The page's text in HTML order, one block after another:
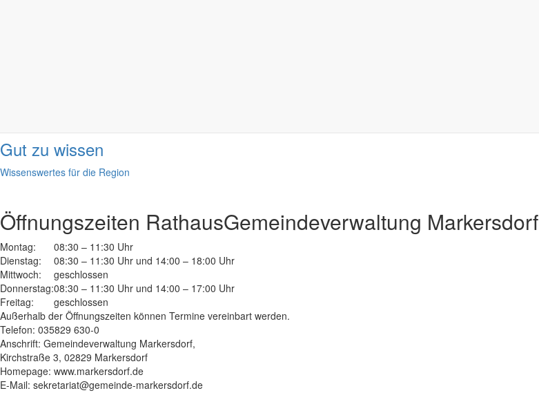
Gut zu wissen
Wissenswertes für die Region
Öffnungszeiten RathausGemeindeverwaltung Markersdorf
Montag:
08:30 – 11:30 Uhr
Dienstag:
08:30 – 11:30 Uhr und 14:00 – 18:00 Uhr
Mittwoch:
geschlossen
Donnerstag:08:30 – 11:30 Uhr und 14:00 – 17:00 Uhr
Freitag:
geschlossen
Außerhalb der Öffnungszeiten können Termine vereinbart werden.
Telefon: 035829 630-0
Anschrift: Gemeindeverwaltung Markersdorf,
Kirchstraße 3, 02829 Markersdorf
Homepage: www.markersdorf.de
E-Mail: sekretariat@gemeinde-markersdorf.de